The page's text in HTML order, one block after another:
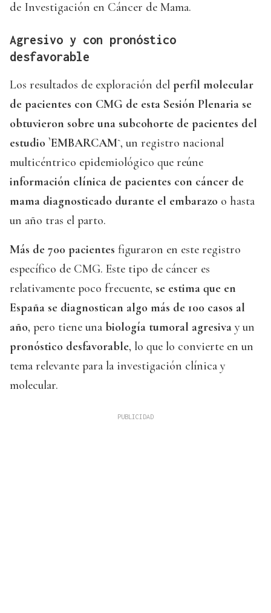
de Investigación en Cáncer de Mama.
Agresivo y con pronóstico
desfavorable
Los resultados de exploración del perfil molecular
de pacientes con CMG de esta Sesión Plenaria se
obtuvieron sobre una subcohorte de pacientes del
estudio `EMBARCAM`, un registro nacional
multicéntrico epidemiológico que reúne
información clínica de pacientes con cáncer de
mama diagnosticado durante el embarazo o hasta
un año tras el parto.
Más de 700 pacientes figuraron en este registro
específico de CMG. Este tipo de cáncer es
relativamente poco frecuente, se estima que en
España se diagnostican algo más de 100 casos al
año, pero tiene una biología tumoral agresiva y un
pronóstico desfavorable, lo que lo convierte en un
tema relevante para la investigación clínica y
molecular.